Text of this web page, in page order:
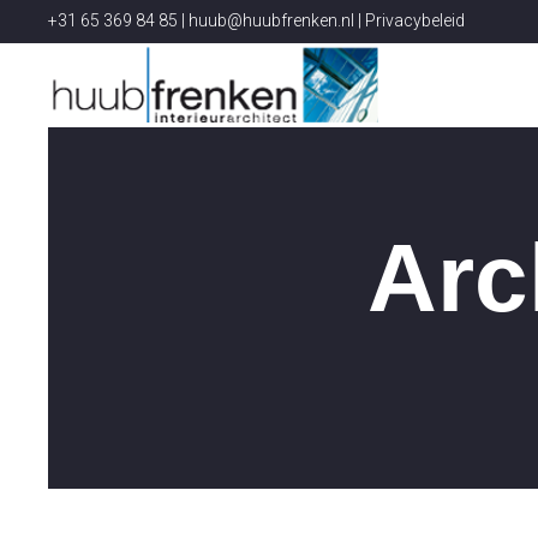
+31 65 369 84 85 | huub@huubfrenken.nl Privacybeleid